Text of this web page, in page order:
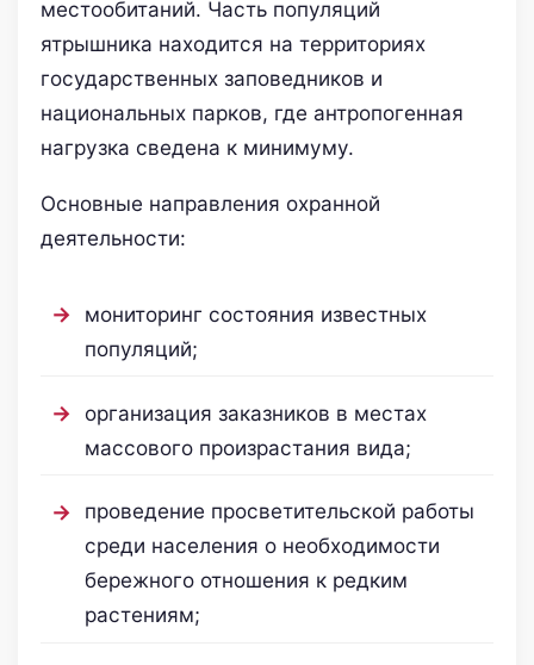
местообитаний. Часть популяций
ятрышника находится на территориях
государственных заповедников и
национальных парков, где антропогенная
нагрузка сведена к минимуму.
Основные направления охранной
деятельности:
мониторинг состояния известных
популяций;
организация заказников в местах
массового произрастания вида;
проведение просветительской работы
среди населения о необходимости
бережного отношения к редким
растениям;